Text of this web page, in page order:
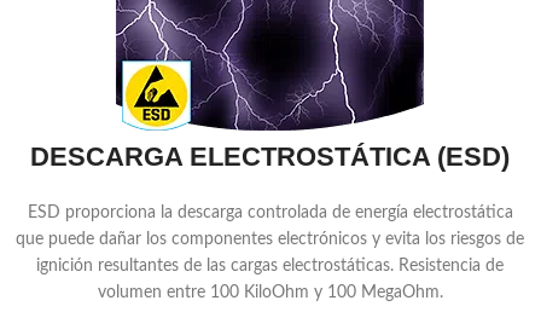
DESCARGA ELECTROSTÁTICA (ESD)
ESD proporciona la descarga controlada de energía electrostática
que puede dañar los componentes electrónicos y evita los riesgos de
ignición resultantes de las cargas electrostáticas. Resistencia de
volumen entre 100 KiloOhm y 100 MegaOhm.